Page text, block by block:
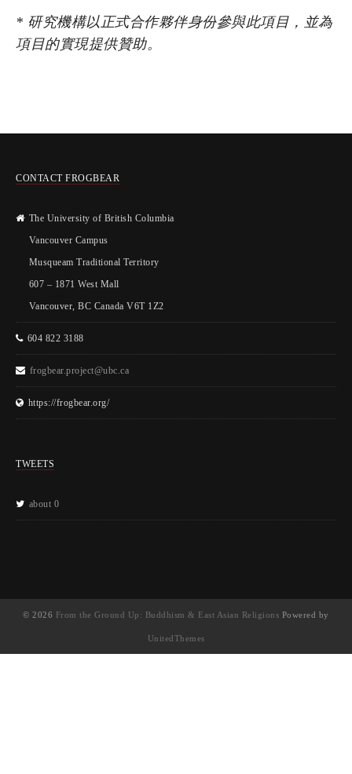
* 研究機構以正式合作夥伴身份參與此項目，並為
項目的實現提供贊助。
CONTACT FROGBEAR
The University of British Columbia
Vancouver Campus
Musqueam Traditional Territory
607 – 1871 West Mall
Vancouver, BC Canada V6T 1Z2
604 822 3188
frogbear.project@ubc.ca
https://frogbear.org/
TWEETS
about 0
© 2026 From the Ground Up: Buddhism & East Asian Religions Powered by
UnitedThemes